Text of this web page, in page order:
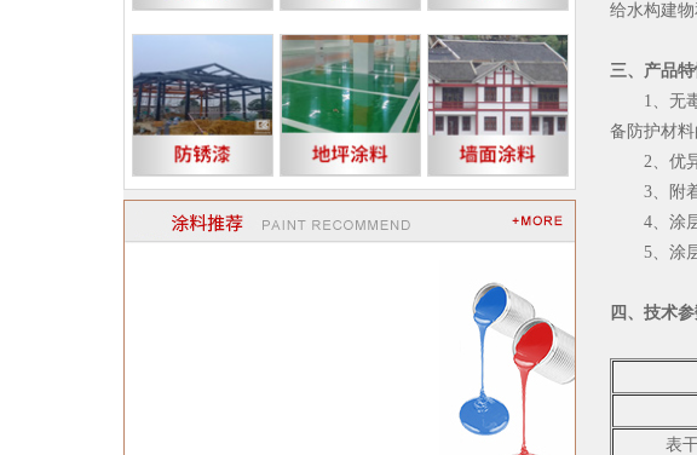
给水构建物
三、产品特
1、无毒
备防护材
2、优异
3、附着
4、涂层
5、涂层
四、技术
表